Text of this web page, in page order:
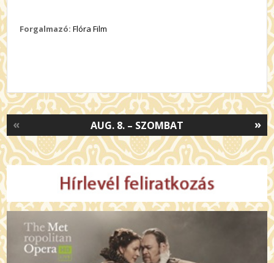
Forgalmazó: Flóra Film
»
AUG. 8. – SZOMBAT
«